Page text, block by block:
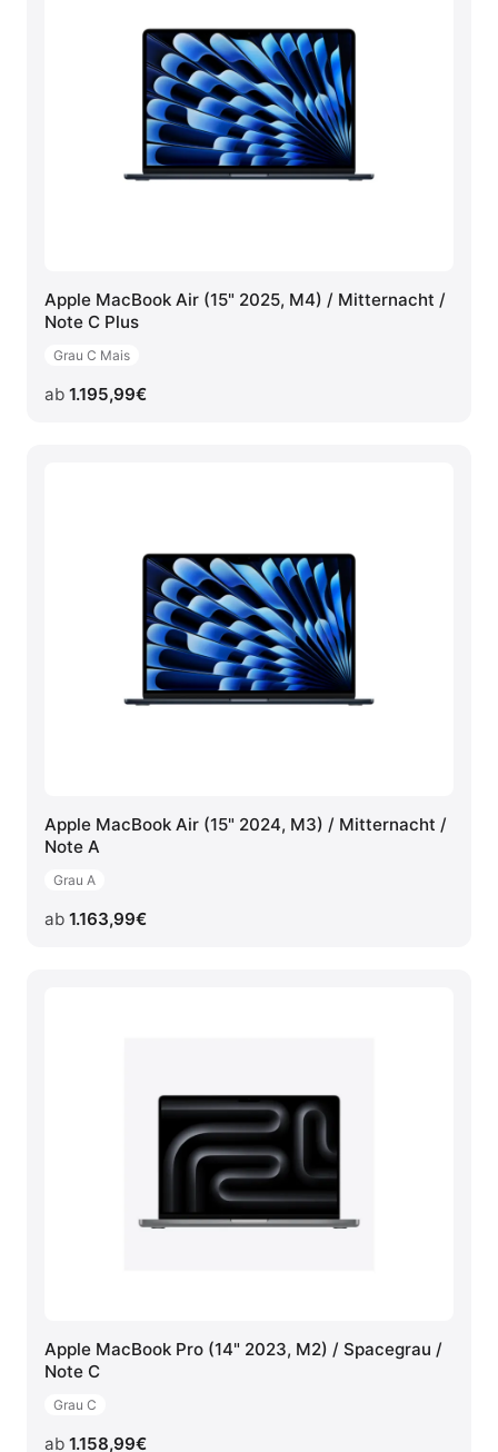
Apple MacBook Air (15" 2025, M4) / Mitternacht /
Note C Plus
Grau C Mais
ab 1.195,99€
Apple MacBook Air (15" 2024, M3) / Mitternacht /
Note A
Grau A
ab 1.163,99€
Apple MacBook Pro (14" 2023, M2) / Spacegrau /
Note C
Grau C
ab 1.158,99€